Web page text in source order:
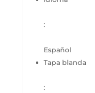
:
Español
Tapa blanda
: